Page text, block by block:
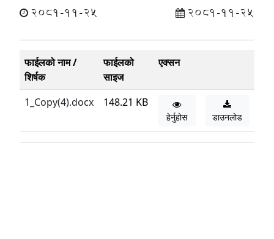
2081-11-25 2081-11-25
फाईलको नाम /
शिर्षक
फाईलको
साइज
एक्सन
1_Copy(4).docx 148.21 KB
हेर्नुहोस डाउनलोड